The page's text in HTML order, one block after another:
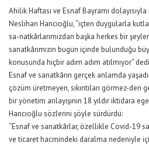
Ahilik Haftası ve Esnaf Bayramı
Neslihan Hancıoğlu, “içten duygularla
sa-natkârlarımızdan başka herkes bir
sanatkârımızın bugün içinde bulunduğu
konusunda hiçbir adım adım atılmıyor”
Esnaf ve sanatkârın gerçek anlamda
çözüm üretmeyen, sıkıntıları görmez-den
bir yönetim anlayışının 18 yıldır iktidara
Hancıoğlu sözlerini şöyle sürdürdü:
“Esnaf ve sanatkârlar, özellikle Covid-19
ve ticaret hacmindeki daralma nedeniyle